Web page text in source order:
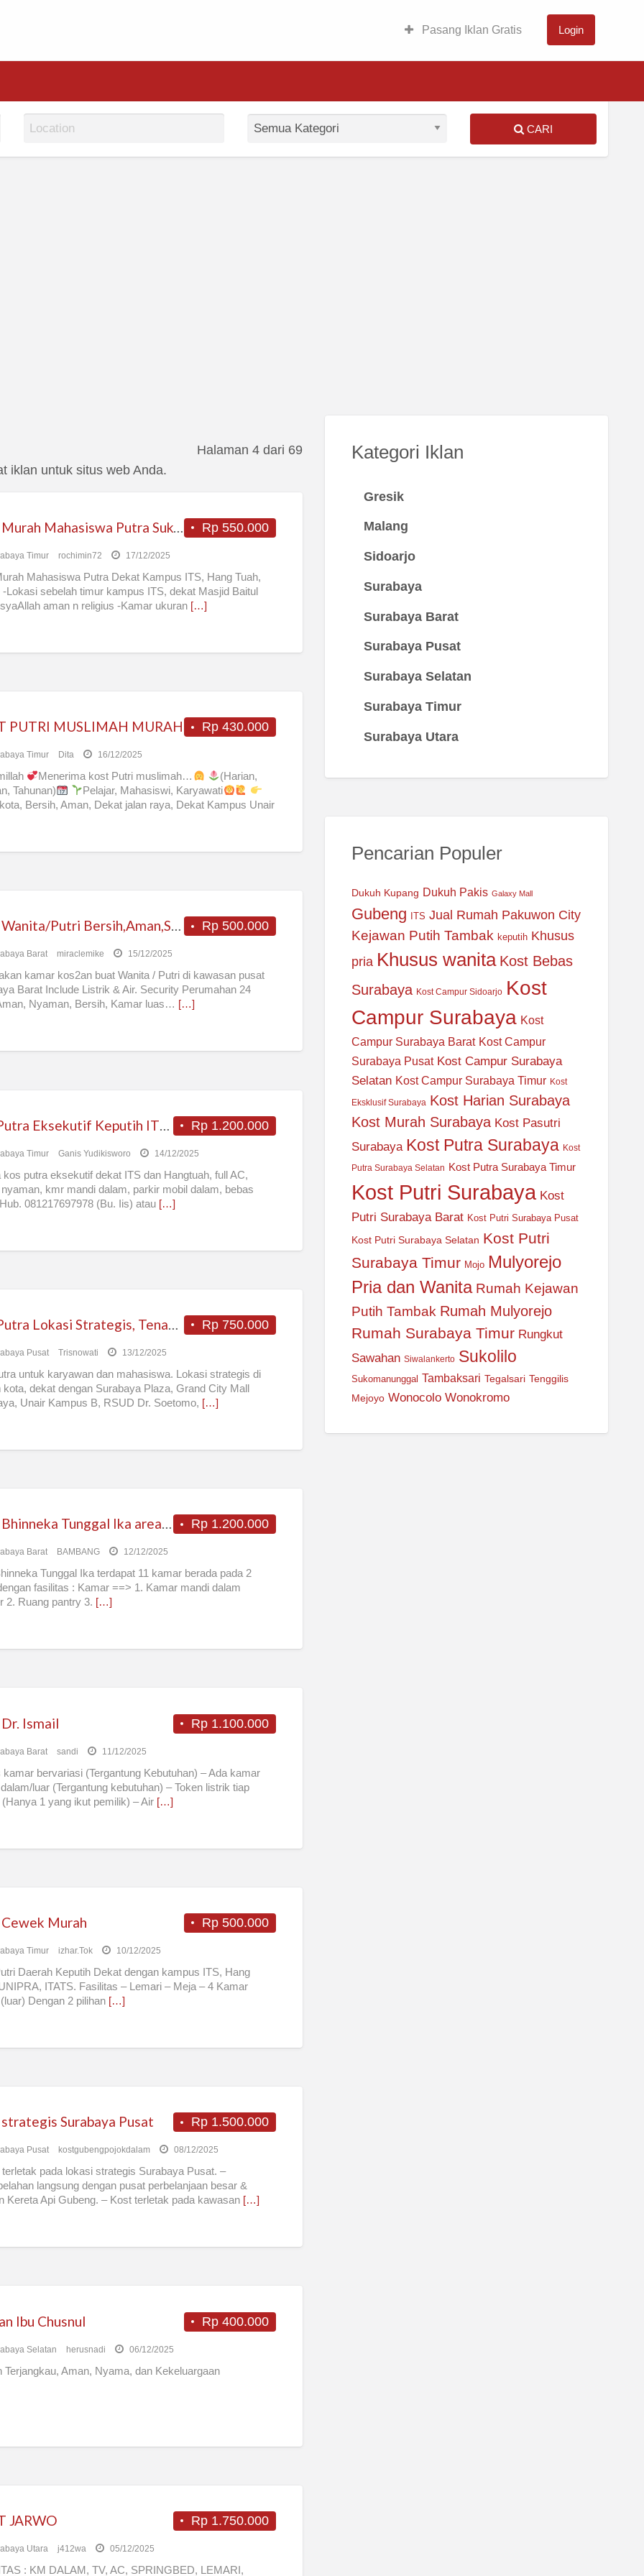
Pasang Iklan Gratis Login
CARI
Halaman 4 dari 69
iklan untuk situs web Anda.
Rp 550.000
Kost Murah Mahasiswa Putra Sukolilo
Timur rochimin72 17/12/2025
Mahasiswa Putra Dekat Kampus ITS, Hang Tuah,
-Lokasi sebelah timur kampus ITS, dekat Masjid Baitul
aman n religius -Kamar ukuran […]
Rp 430.000
PUTRI MUSLIMAH MURAH
Timur Dita 16/12/2025
Menerima kost Putri muslimah…
(Harian,
Tahunan)
Pelajar, Mahasiswi, Karyawati
Bersih, Aman, Dekat jalan raya, Dekat Kampus Unair
Rp 500.000
Kost Wanita/Putri Bersih,Aman,Sejuk,Strategis di Surabaya barat Include LISTRIK
Barat miraclemike 15/12/2025
kamar kos2an buat Wanita / Putri di kawasan pusat
Barat Include Listrik & Air. Security Perumahan 24
Nyaman, Bersih, Kamar luas… […]
Rp 1.200.000
Kos Putra Eksekutif Keputih ITS Surabaya
Timur Ganis Yudikisworo 14/12/2025
kos putra eksekutif dekat ITS dan Hangtuah, full AC,
kmr mandi dalam, parkir mobil dalam, bebas
081217697978 (Bu. Iis) atau […]
Rp 750.000
Kos Putra Lokasi Strategis, Tenang dan Nyaman
Pusat Trisnowati 13/12/2025
untuk karyawan dan mahasiswa. Lokasi strategis di
kota, dekat dengan Surabaya Plaza, Grand City Mall
Unair Kampus B, RSUD Dr. Soetomo, […]
Rp 1.200.000
Kost Bhinneka Tunggal Ika area SIMO fasilitas Lengkap
Barat BAMBANG 12/12/2025
Tunggal Ika terdapat 11 kamar berada pada 2
fasilitas : Kamar ==> 1. Kamar mandi dalam
2. Ruang pantry 3. […]
Rp 1.100.000
Ismail
Barat sandi 11/12/2025
kamar bervariasi (Tergantung Kebutuhan) – Ada kamar
luar (Tergantung kebutuhan) – Token listrik tiap
1 yang ikut pemilik) – Air […]
Rp 500.000
Murah
Timur izhar.Tok 10/12/2025
Daerah Keputih Dekat dengan kampus ITS, Hang
ITATS. Fasilitas – Lemari – Meja – 4 Kamar
Dengan 2 pilihan […]
Rp 1.500.000
Surabaya Pusat
Pusat kostgubengpojokdalam 08/12/2025
pada lokasi strategis Surabaya Pusat. –
langsung dengan pusat perbelanjaan besar &
Kereta Api Gubeng. – Kost terletak pada kawasan […]
Rp 400.000
Ibu Chusnul
Selatan herusnadi 06/12/2025
Terjangkau, Aman, Nyama, dan Kekeluargaan
Rp 1.750.000
JARWO
Utara j412wa 05/12/2025
: KM DALAM, TV, AC, SPRINGBED, LEMARI,
Kategori Iklan
Gresik
Malang
Sidoarjo
Surabaya
Surabaya Barat
Surabaya Pusat
Surabaya Selatan
Surabaya Timur
Surabaya Utara
Pencarian Populer
Dukuh Kupang Dukuh Pakis Galaxy Mall
Gubeng ITS Jual Rumah Pakuwon City
Kejawan Putih Tambak keputih Khusus
pria Khusus wanita Kost Bebas
Surabaya Kost Campur Sidoarjo Kost
Campur Surabaya Kost
Campur Surabaya Barat Kost Campur
Surabaya Pusat Kost Campur Surabaya
Selatan Kost Campur Surabaya Timur Kost
Eksklusif Surabaya Kost Harian Surabaya
Kost Murah Surabaya Kost Pasutri
Surabaya Kost Putra Surabaya Kost
Putra Surabaya Selatan Kost Putra Surabaya Timur
Kost Putri Surabaya Kost
Putri Surabaya Barat Kost Putri Surabaya Pusat
Kost Putri Surabaya Selatan Kost Putri
Surabaya Timur Mojo Mulyorejo
Pria dan Wanita Rumah Kejawan
Putih Tambak Rumah Mulyorejo
Rumah Surabaya Timur Rungkut
Sawahan Siwalankerto Sukolilo
Sukomanunggal Tambaksari Tegalsari Tenggilis
Mejoyo Wonocolo Wonokromo